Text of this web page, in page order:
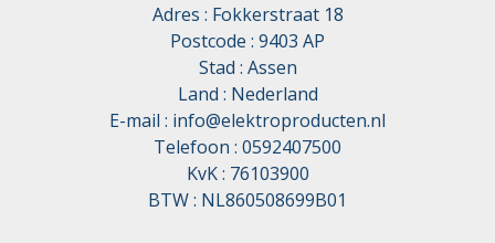
Adres : Fokkerstraat 18
Postcode : 9403 AP
Stad : Assen
Land : Nederland
E-mail : info@elektroproducten.nl
Telefoon : 0592407500
KvK : 76103900
BTW : NL860508699B01